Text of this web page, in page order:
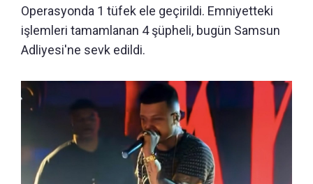
Operasyonda 1 tüfek ele geçirildi. Emniyetteki
işlemleri tamamlanan 4 şüpheli, bugün Samsun
Adliyesi'ne sevk edildi.